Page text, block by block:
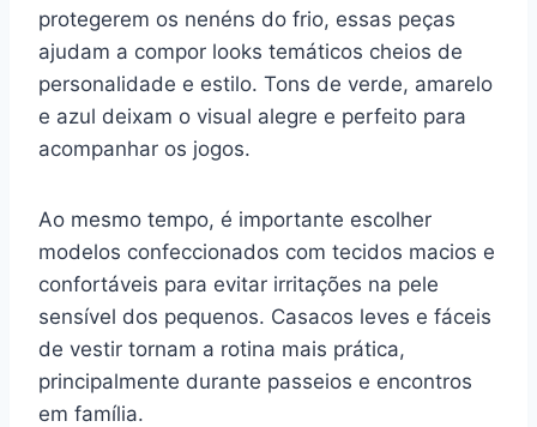
protegerem os nenéns do frio, essas peças
ajudam a compor looks temáticos cheios de
personalidade e estilo. Tons de verde, amarelo
e azul deixam o visual alegre e perfeito para
acompanhar os jogos.
Ao mesmo tempo, é importante escolher
modelos confeccionados com tecidos macios e
confortáveis para evitar irritações na pele
sensível dos pequenos. Casacos leves e fáceis
de vestir tornam a rotina mais prática,
principalmente durante passeios e encontros
em família.